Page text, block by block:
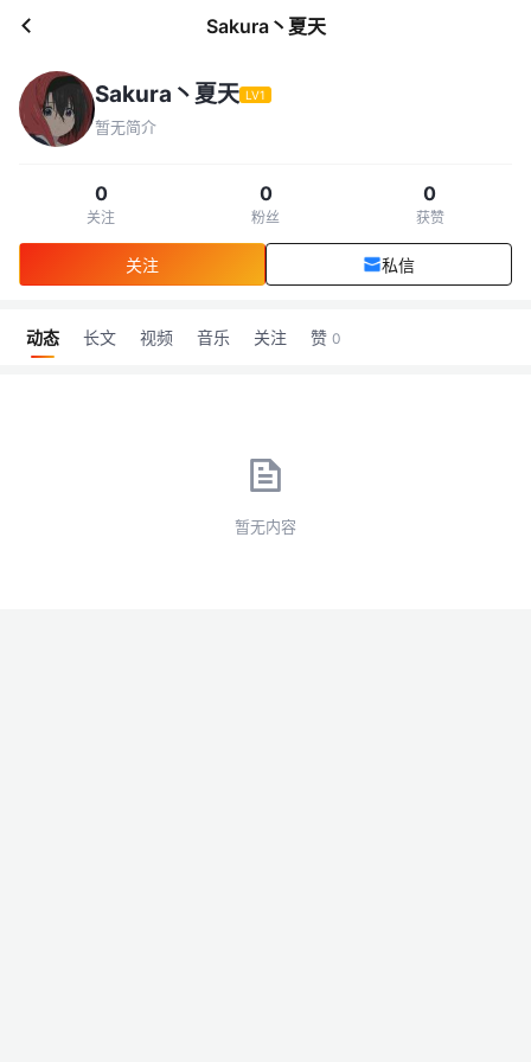
Sakura丶夏天
Sakura丶夏天 LV1
暂无简介
0
关注
0
粉丝
0
获赞
关注 私信
动态 长文 视频 音乐 关注 赞 0
暂无内容